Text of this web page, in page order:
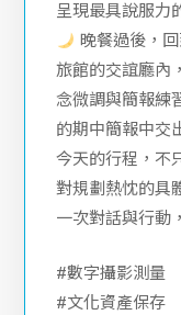
呈現最具說服力
晚餐過後，
旅館的交誼廳內
念微調與簡報練
的期中簡報中交
今天的行程，不
對規劃熱忱的具
一次對話與行動
#數字攝影測量
#文化資產保存